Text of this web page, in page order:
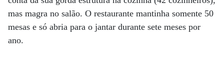
mas magra no salão. O restaurante mantinha somente 50
mesas e só abria para o jantar durante sete meses por
ano.